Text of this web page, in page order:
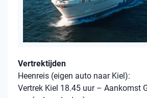
Vertrektijden
Heenreis (eigen auto naar Kiel):
Vertrek Kiel 18.45 uur – Aankomst